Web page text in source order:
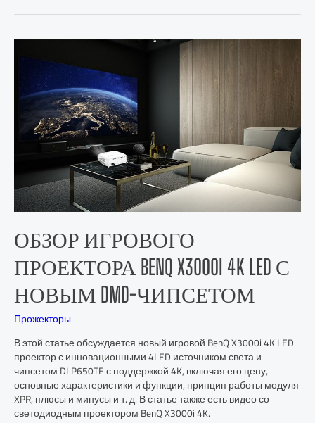
ОБЗОР ИГРОВОГО
ПРОЕКТОРА BENQ X3000I 4K LED С
НОВЫМ DMD-ЧИПСЕТОМ
Прожекторы
В этой статье обсуждается новый игровой BenQ X3000i 4K LED
проектор с инновационными 4LED источником света и
чипсетом DLP650TE с поддержкой 4K, включая его цену,
основные характеристики и функции, принцип работы модуля
XPR, плюсы и минусы и т. д. В статье также есть видео со
светодиодным проектором BenQ X3000i 4K.